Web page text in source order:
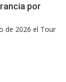
por
de 2026 el Tour